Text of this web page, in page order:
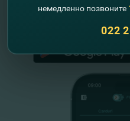
немедленно позвоните
022